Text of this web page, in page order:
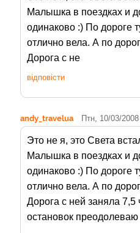
Малышка в поездках и
одинаково :) По дороге
отлично вела. А по
Дорога с не
відповісти
andy_travelua Птн, 10/03/
Это не я, это Света
Малышка в поездках и
одинаково :) По дороге
отлично вела. А по
Дорога с ней заняла 7,5
остановок преодолеваю